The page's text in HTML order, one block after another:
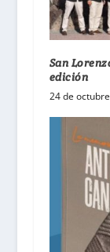
San
edición
24 de